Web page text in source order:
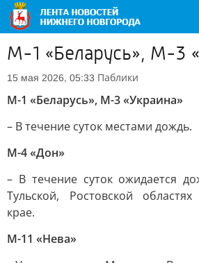
М-1 «Беларусь», М-3
15 мая 2026, 05:33 Паблики
М-1 «Беларусь», М-3 «Украина»
– В течение суток местами дождь.
М-4 «Дон»
– В течение суток ожидается
Тульской, Ростовской
крае.
М-11 «Нева»